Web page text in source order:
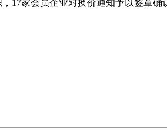
17家会员企业对换价通知予以签章确